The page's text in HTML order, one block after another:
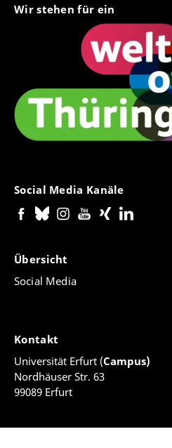
Wir stehen für ein
Social Media Kanäle
Übersicht
Social Media
Kontakt
Universität Erfurt (Campus)
Nordhäuser Str. 63
99089 Erfurt